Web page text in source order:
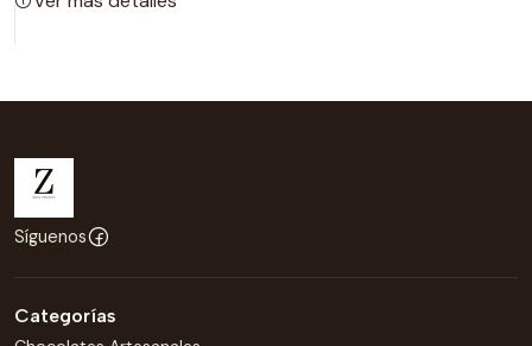
Síguenos
Categorías